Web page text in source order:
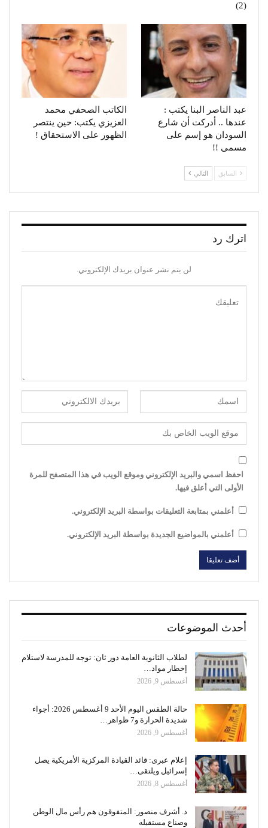
(2)
عبد الناصر البنا يكتب :
عندها .. أدركت أن شارع
السودان هو إسم على
مسمى !!
الكاتب الصحفي محمد
العزيزي يكتب: حين ينتصر
الظهور على الاستحقاق !
السابق التالي
اترك رد
لن يتم نشر عنوان بريدك الإلكتروني.
احفظ اسمي والبريد الإلكتروني وموقع الويب في هذا المتصفح للمرة
الأولى التي أعلق فيها.
أعلمني بمتابعة التعليقات بواسطة البريد الإلكتروني.
أعلمني بالمواضيع الجديدة بواسطة البريد الإلكتروني.
أحدث الموضوعات
لطلاب الثانوية العامة دور ثان: توجه للمدرسة لاستلام
إخطار مواد…
أغسطس 9, 2026
حالة الطقس اليوم الأحد 9 أغسطس 2026: أجواء
شديدة الحرارة و7 ظواهر…
أغسطس 9, 2026
إعلام عبرى: قائد القيادة المركزية الأمريكية يصل
إسرائيل ويلتقى…
أغسطس 8, 2026
د. أشرف منصور: المتفوقون هم رأس مال الوطن
وصناع مستقبله